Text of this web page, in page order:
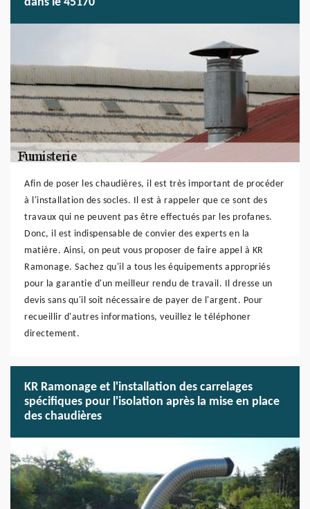
Afin de poser les chaudières, il est très important de procéder
à l'installation des socles. Il est à rappeler que ce sont des
travaux qui ne peuvent pas être effectués par les profanes.
Donc, il est indispensable de convier des experts en la
matière. Ainsi, on peut vous proposer de faire appel à KR
Ramonage. Sachez qu'il a tous les équipements appropriés
pour la garantie d'un meilleur rendu de travail. Il dresse un
devis sans qu'il soit nécessaire de payer de l'argent. Pour
recueillir d'autres informations, veuillez le téléphoner
directement.
KR Ramonage et l'installation des carrelages
spécifiques pour l'isolation après la mise en place
des chaudières